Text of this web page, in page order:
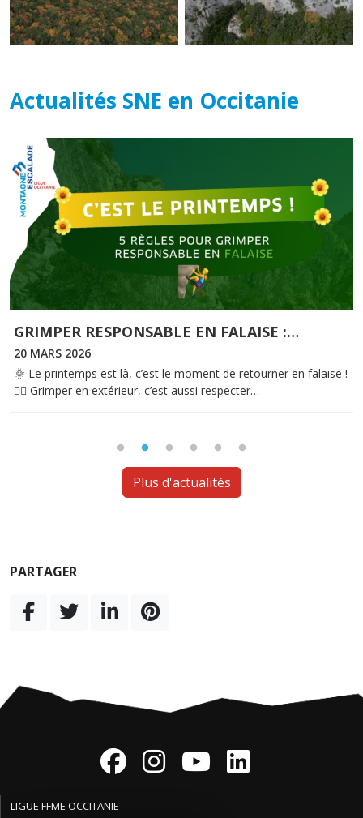
Actualités SNE en Occitanie
GRIMPER RESPONSABLE EN FALAISE :…
20 MARS 2026
🌞 Le printemps est là, c’est le moment de retourner en falaise !
🧗‍♀️ Grimper en extérieur, c’est aussi respecter…
Plus d'actualités
PARTAGER
LIGUE FFME OCCITANIE